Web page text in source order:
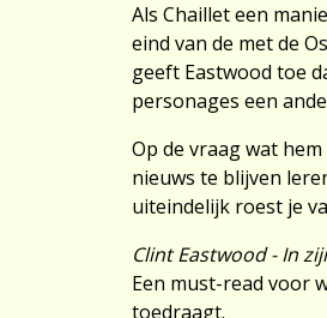
Als Chaillet een
eind van de met de
geeft Eastwood toe
personages een
Op de vraag wat
nieuws te blijven
uiteindelijk roest je
Clint Eastwood - In
Een must-read voor
toedraagt.